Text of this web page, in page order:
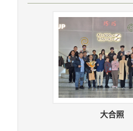
大合照